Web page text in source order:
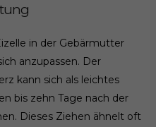
in der Gebärmutter
anzupassen. Der
kann sich als leichtes
bis zehn Tage nach der
Dieses Ziehen ähnelt oft